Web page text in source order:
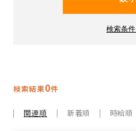
検索結果0件
関連順 新着順 時給順